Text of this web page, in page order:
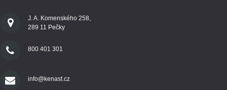
J. A. Komenského 258,
289 11 Pečky
800 401 301
info@kenast.cz